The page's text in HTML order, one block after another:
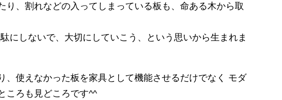
り、割れなどの入ってしまっている板も、命ある木から取
にしないで、大切にしていこう、という思いから生まれま
、使えなかった板を家具として機能させるだけでなく モダ
ころも見どころです^^